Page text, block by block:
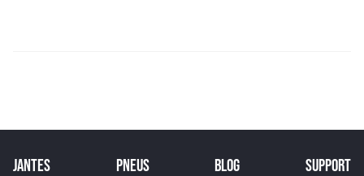
JANTES PNEUS BLOG SUPPORT